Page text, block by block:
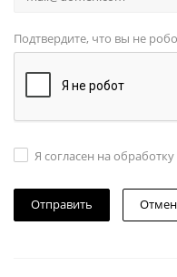
Подтвердите, что вы не
Я согласен на